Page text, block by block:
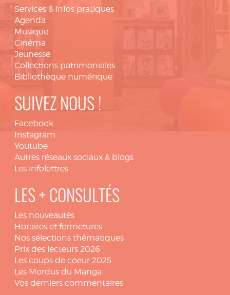
Services & infos pratiques
Agenda
Musique
Cinéma
Jeunesse
Collections patrimoniales
Bibliothèque numérique
SUIVEZ NOUS !
Facebook
Instagram
Youtube
Autres réseaux sociaux & blogs
Les infolettres
LES + CONSULTÉS
Les nouveautés
Horaires et fermetures
Nos sélections thématiques
Prix des lecteurs 2026
Les coups de coeur 2025
Les Mordus du Manga
Vos derniers commentaires